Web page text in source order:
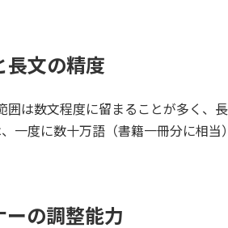
文の精度
は数文程度に留まることが多く、
一度に数十万語（書籍一冊分に相当
の調整能力